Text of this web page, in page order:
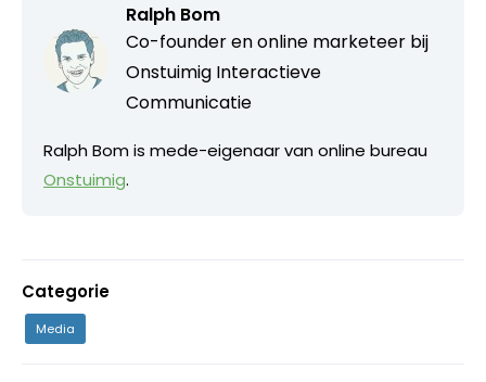
Ralph Bom
Co-founder en online marketeer bij
Onstuimig Interactieve
Communicatie
Ralph Bom is mede-eigenaar van online bureau
Onstuimig.
Categorie
Media